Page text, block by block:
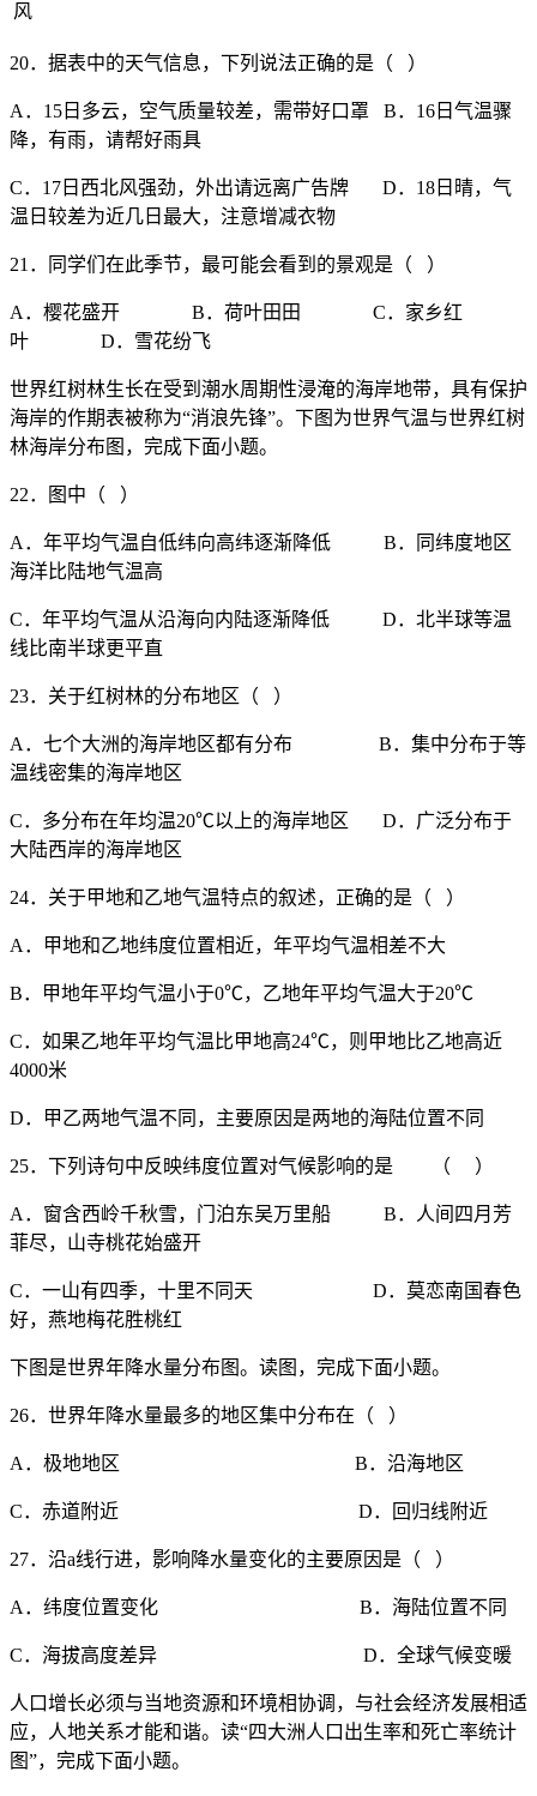
风
20．据表中的天气信息，下列说法正确的是（ ）
A．15日多云，空气质量较差，需带好口罩 B．16日气温骤
降，有雨，请帮好雨具
C．17日西北风强劲，外出请远离广告牌 D．18日晴，气
温日较差为近几日最大，注意增减衣物
21．同学们在此季节，最可能会看到的景观是（ ）
A．樱花盛开 B．荷叶田田 C．家乡红
叶 D．雪花纷飞
世界红树林生长在受到潮水周期性浸淹的海岸地带，具有保护
海岸的作期表被称为“消浪先锋”。下图为世界气温与世界红树
林海岸分布图，完成下面小题。
22．图中（ ）
A．年平均气温自低纬向高纬逐渐降低 B．同纬度地区
海洋比陆地气温高
C．年平均气温从沿海向内陆逐渐降低 D．北半球等温
线比南半球更平直
23．关于红树林的分布地区（ ）
A．七个大洲的海岸地区都有分布 B．集中分布于等
温线密集的海岸地区
C．多分布在年均温20℃以上的海岸地区 D．广泛分布于
大陆西岸的海岸地区
24．关于甲地和乙地气温特点的叙述，正确的是（ ）
A．甲地和乙地纬度位置相近，年平均气温相差不大
B．甲地年平均气温小于0℃，乙地年平均气温大于20℃
C．如果乙地年平均气温比甲地高24℃，则甲地比乙地高近
4000米
D．甲乙两地气温不同，主要原因是两地的海陆位置不同
25．下列诗句中反映纬度位置对气候影响的是 （ ）
A．窗含西岭千秋雪，门泊东吴万里船 B．人间四月芳
菲尽，山寺桃花始盛开
C．一山有四季，十里不同天 D．莫恋南国春色
好，燕地梅花胜桃红
下图是世界年降水量分布图。读图，完成下面小题。
26．世界年降水量最多的地区集中分布在（ ）
A．极地地区 B．沿海地区
C．赤道附近 D．回归线附近
27．沿a线行进，影响降水量变化的主要原因是（ ）
A．纬度位置变化 B．海陆位置不同
C．海拔高度差异 D．全球气候变暖
人口增长必须与当地资源和环境相协调，与社会经济发展相适
应，人地关系才能和谐。读“四大洲人口出生率和死亡率统计
图”，完成下面小题。